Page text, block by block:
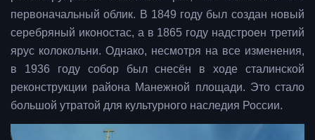
первоначальный облик. В 1849 году был создан новый
серебряный иконостас, а в 1865 году надстроен третий
ярус колокольни. Однако, несмотря на все изменения,
в 1936 году собор был снесён в ходе сталинской
реконструкции района Манежной площади. Это стало
большой утратой для культурного наследия России.